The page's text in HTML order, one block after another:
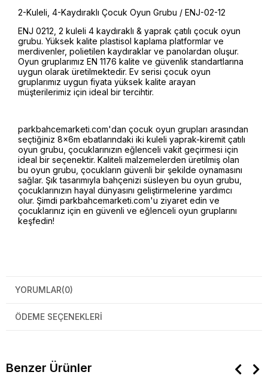
2-Kuleli, 4-Kaydıraklı Çocuk Oyun Grubu / ENJ-02-12
ENJ 0212, 2 kuleli 4 kaydıraklı & yaprak çatılı çocuk oyun
grubu. Yüksek kalite plastisol kaplama platformlar ve
merdivenler, polietilen kaydıraklar ve panolardan oluşur.
Oyun gruplarımız EN 1176 kalite ve güvenlik standartlarına
uygun olarak üretilmektedir. Ev serisi çocuk oyun
gruplarımız uygun fiyata yüksek kalite arayan
müşterilerimiz için ideal bir tercihtir.
parkbahcemarketi.com'dan çocuk oyun grupları arasından
seçtiğiniz 8x6m ebatlarındaki iki kuleli yaprak-kiremit çatılı
oyun grubu, çocuklarınızın eğlenceli vakit geçirmesi için
ideal bir seçenektir. Kaliteli malzemelerden üretilmiş olan
bu oyun grubu, çocukların güvenli bir şekilde oynamasını
sağlar. Şık tasarımıyla bahçenizi süsleyen bu oyun grubu,
çocuklarınızın hayal dünyasını geliştirmelerine yardımcı
olur. Şimdi parkbahcemarketi.com'u ziyaret edin ve
çocuklarınız için en güvenli ve eğlenceli oyun gruplarını
keşfedin!
YORUMLAR(0)
ÖDEME SEÇENEKLERI
Benzer Ürünler